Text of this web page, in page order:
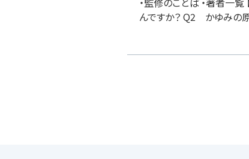
んですか？ Q2 かゆみの